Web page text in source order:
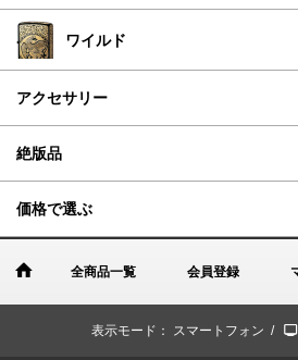
ワイルド
アクセサリー
絶版品
価格で選ぶ
全商品一覧 会員登録
表示モード： スマートフォン /